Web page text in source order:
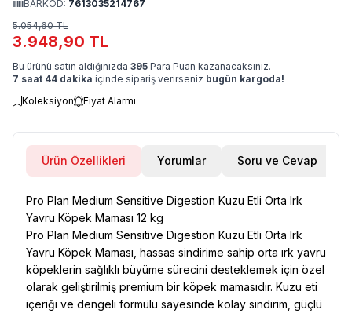
BARKOD: 7613035214767
5.054,60TL
3.948,90 TL
Bu ürünü satın aldığınızda 395 Para Puan kazanacaksınız.
7 saat 44 dakika içinde sipariş verirseniz bugün kargoda!
Koleksiyon
Fiyat Alarmı
Ürün Özellikleri Yorumlar Soru ve Cevap
Pro Plan Medium Sensitive Digestion Kuzu Etli Orta Irk
Yavru Köpek Maması 12 kg
Pro Plan Medium Sensitive Digestion Kuzu Etli Orta Irk
Yavru Köpek Maması, hassas sindirime sahip orta ırk yavru
köpeklerin sağlıklı büyüme sürecini desteklemek için özel
olarak geliştirilmiş premium bir köpek mamasıdır. Kuzu eti
içeriği ve dengeli formülü sayesinde kolay sindirim, güçlü